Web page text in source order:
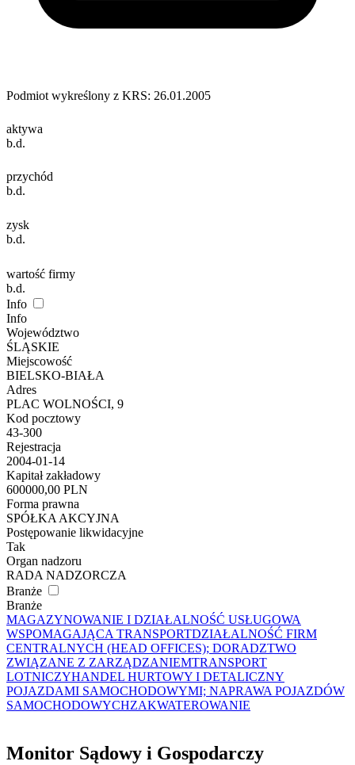
Podmiot wykreślony z KRS: 26.01.2005
aktywa
b.d.
przychód
b.d.
zysk
b.d.
wartość firmy
b.d.
Info
Info
Województwo
ŚLĄSKIE
Miejscowość
BIELSKO-BIAŁA
Adres
PLAC WOLNOŚCI, 9
Kod pocztowy
43-300
Rejestracja
2004-01-14
Kapitał zakładowy
600000,00 PLN
Forma prawna
SPÓŁKA AKCYJNA
Postępowanie likwidacyjne
Tak
Organ nadzoru
RADA NADZORCZA
Branże
Branże
MAGAZYNOWANIE I DZIAŁALNOŚĆ USŁUGOWA
WSPOMAGAJĄCA TRANSPORTDZIAŁALNOŚĆ FIRM
CENTRALNYCH (HEAD OFFICES); DORADZTWO
ZWIĄZANE Z ZARZĄDZANIEMTRANSPORT
LOTNICZYHANDEL HURTOWY I DETALICZNY
POJAZDAMI SAMOCHODOWYMI; NAPRAWA POJAZDÓW
SAMOCHODOWYCHZAKWATEROWANIE
Monitor Sądowy i Gospodarczy